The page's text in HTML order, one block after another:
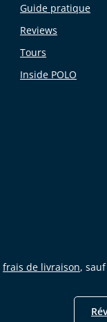
Guide pratique
Reviews
Tours
Inside POLO
frais de livraison,